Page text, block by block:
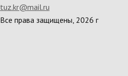
tuz.kr@mail.ru
Все права защищены, 2026 г